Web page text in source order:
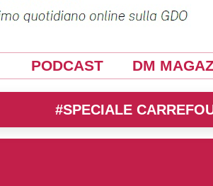
PODCAST DM
#SPECIALE